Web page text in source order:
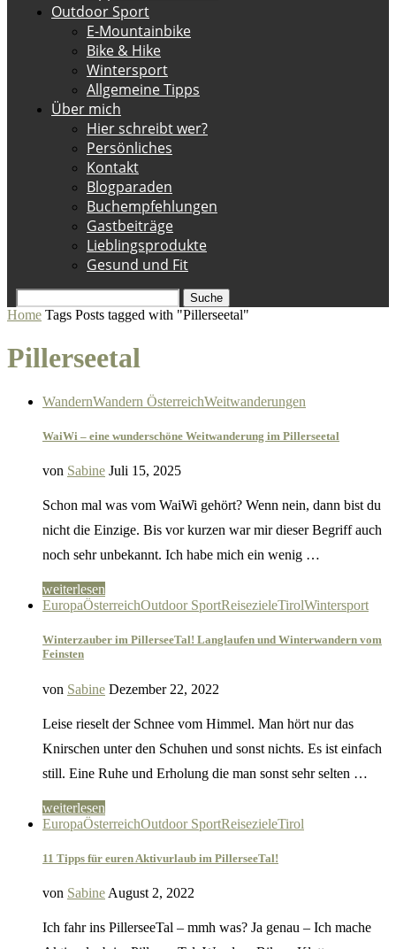
Outdoor Sport
E-Mountainbike
Bike & Hike
Wintersport
Allgemeine Tipps
Über mich
Hier schreibt wer?
Persönliches
Kontakt
Blogparaden
Buchempfehlungen
Gastbeiträge
Lieblingsprodukte
Gesund und Fit
Suche
Home Tags Posts tagged with "Pillerseetal"
Pillerseetal
WandernWandern ÖsterreichWeitwanderungen
WaiWi – eine wunderschöne Weitwanderung im Pillerseetal
von Sabine Juli 15, 2025
Schon mal was vom WaiWi gehört? Wenn nein, dann bist du
nicht die Einzige. Bis vor kurzen war mir dieser Begriff auch
noch sehr unbekannt. Ich habe mich ein wenig …
weiterlesen
EuropaÖsterreichOutdoor SportReisezieleTirolWintersport
Winterzauber im PillerseeTal! Langlaufen und Winterwandern vom
Feinsten
von Sabine Dezember 22, 2022
Leise rieselt der Schnee vom Himmel. Man hört nur das
Knirschen unter den Schuhen und sonst nichts. Es ist einfach
still. Eine Ruhe und Erholung die man sonst sehr selten …
weiterlesen
EuropaÖsterreichOutdoor SportReisezieleTirol
11 Tipps für euren Aktivurlaub im PillerseeTal!
von Sabine August 2, 2022
Ich fahr ins PillerseeTal – mmh was? Ja genau – Ich mache